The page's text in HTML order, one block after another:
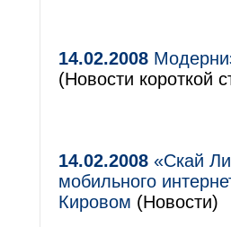
14.02.2008
(Новости короткой
14.02.2008 «Скай
мобильного
Кировом (Новости)